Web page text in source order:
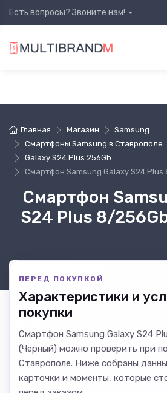
Есть вопросы? Звоните нам!
Главная Магазин
Samsung
Смартфоны Samsung в Ставрополе
Galaxy S24 Plus 256Gb
Смартфон Samsung Galaxy S24
Смартфон
S24 Plus 8/
ПЕРЕД ПОКУПКОЙ
Характеристики и
покупки
Смартфон Samsung Galaxy S24
(Черный) можно проверить при
Ставрополе. Ниже собраны
карточки и моменты, которые